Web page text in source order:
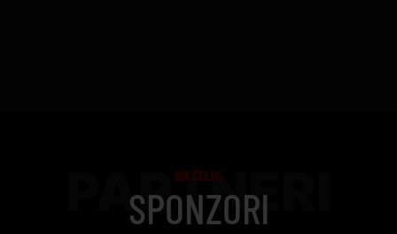
PARTNERI
NK ČELIK
SPONZORI